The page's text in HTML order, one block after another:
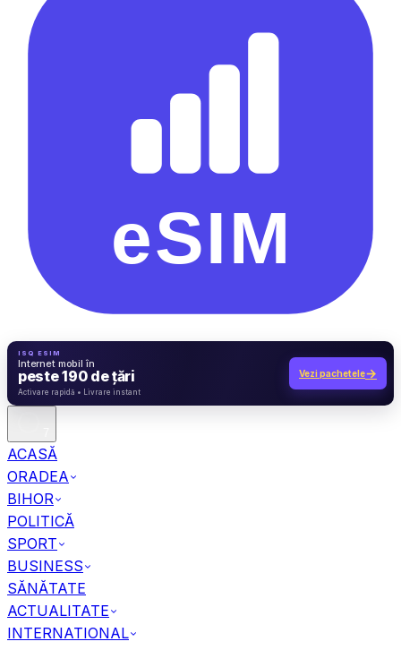
ISQ ESIM
Internet mobil în
peste 190 de țări Vezi pachetele→
ACASĂ
ORADEA
BIHOR
POLITICĂ
SPORT
BUSINESS
SĂNĂTATE
ACTUALITATE
INTERNATIONAL